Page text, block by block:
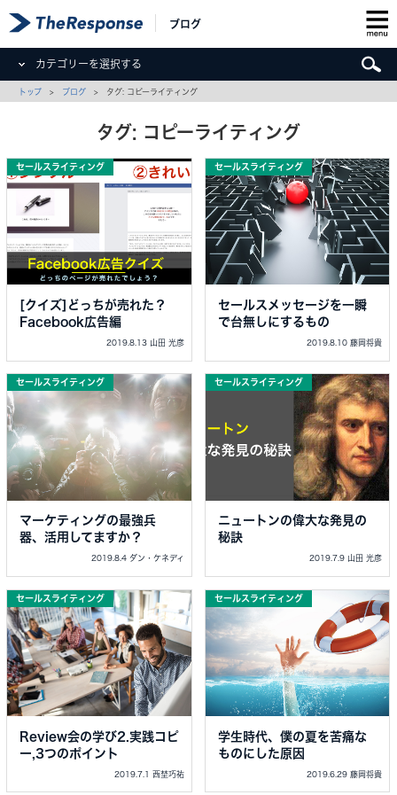
ブログ
カテゴリーを選択する
トップ > ブログ > タグ: コピーライティング
タグ: コピーライティング
セールスライティング
[クイズ]どっちが売れた？
Facebook広告編
2019.8.13 山田 光彦
セールスライティング
セールスメッセージを一瞬
で台無しにするもの
2019.8.10 藤岡将貴
セールスライティング
マーケティングの最強兵
器、活用してますか？
2019.8.4 ダン・ケネディ
セールスライティング
ニュートンの偉大な発見の
秘訣
2019.7.9 山田 光彦
セールスライティング
Review会の学び2.実践コピ
ー,3つのポイント
2019.7.1 西埜巧祐
セールスライティング
学生時代、僕の夏を苦痛な
ものにした原因
2019.6.29 藤岡将貴